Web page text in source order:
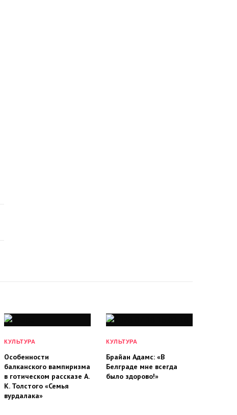
КУЛЬТУРА
Особенности
балканского вампиризма
в готическом рассказе А.
К. Толстого «Семья
вурдалака»
КУЛЬТУРА
Брайан Адамс: «В
Белграде мне всегда
было здорово!»